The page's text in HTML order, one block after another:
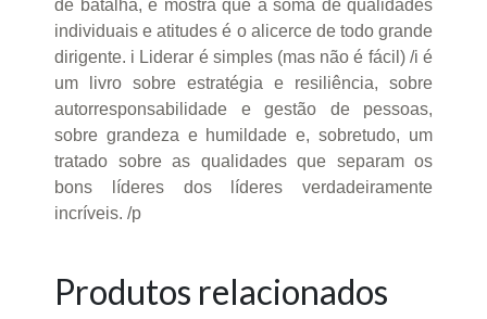
de batalha, e mostra que a soma de qualidades
individuais e atitudes é o alicerce de todo grande
dirigente. i Liderar é simples (mas não é fácil) /i é
um livro sobre estratégia e resiliência, sobre
autorresponsabilidade e gestão de pessoas,
sobre grandeza e humildade e, sobretudo, um
tratado sobre as qualidades que separam os
bons líderes dos líderes verdadeiramente
incríveis. /p
Produtos relacionados